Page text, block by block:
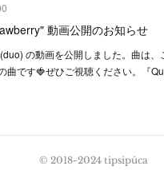
動画公開のお知らせ
の動画を公開しました。曲は
曲です🍓ぜひご視聴ください。『
© 2018-2024 tipsipúca